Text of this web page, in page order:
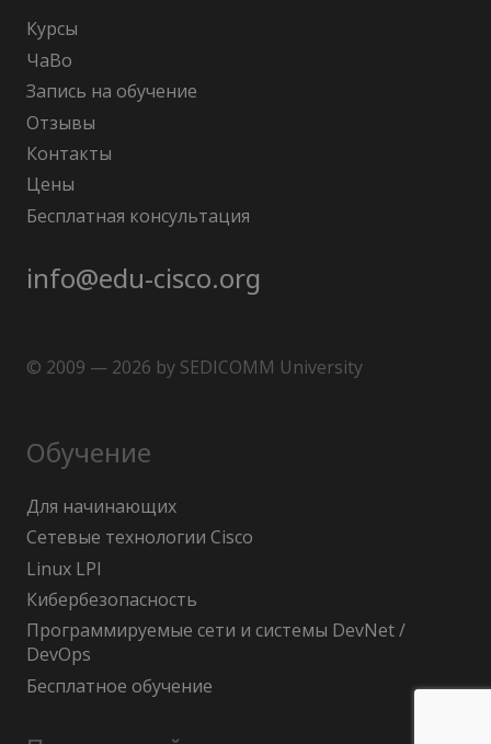
Курсы
ЧаВо
Запись на обучение
Отзывы
Контакты
Цены
Бесплатная консультация
info@edu-cisco.org
© 2009 — 2026 by SEDICOMM University
Обучение
Для начинающих
Сетевые технологии Cisco
Linux LPI
Кибербезопасность
Программируемые сети и системы DevNet /
DevOps
Бесплатное обучение